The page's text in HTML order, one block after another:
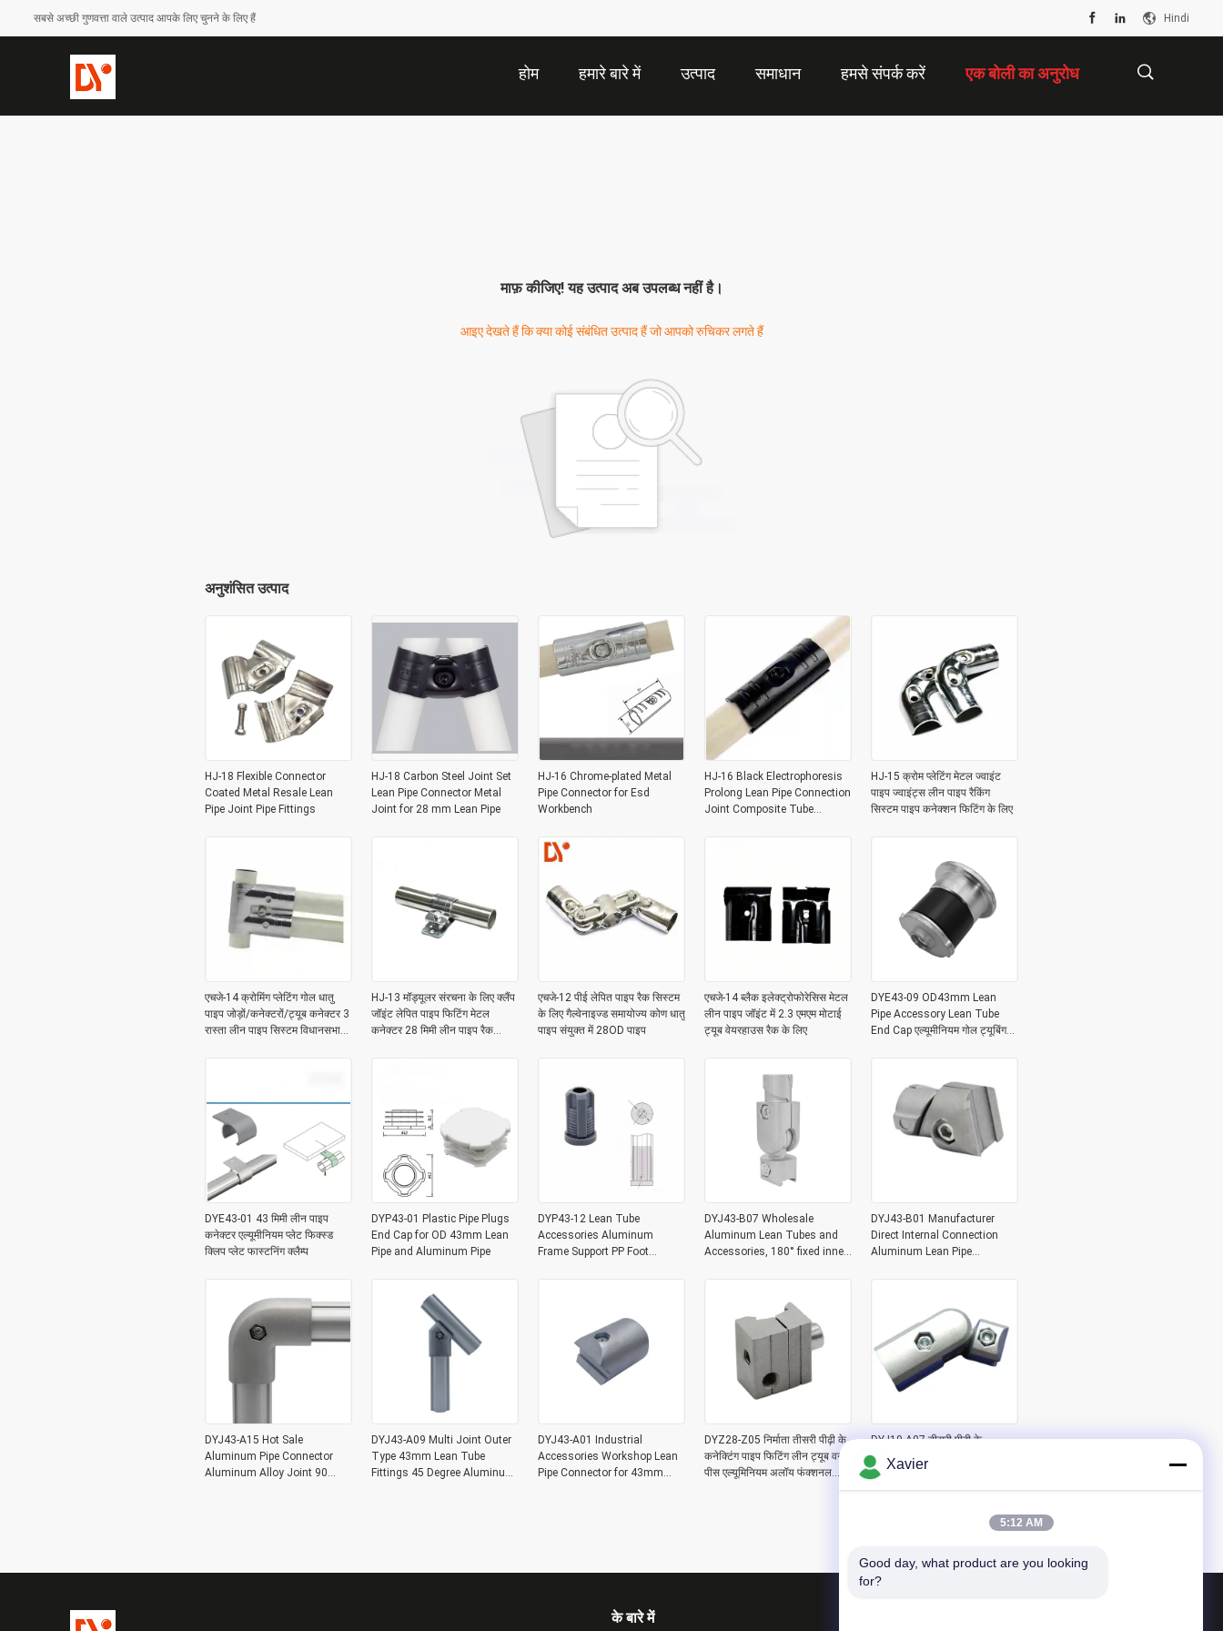
सबसे अच्छी गुणवत्ता वाले उत्पाद आपके लिए चुनने के लिए हैं Hindi
होम हमारे बारे में उत्पाद समाधान हमसे संपर्क करें एक बोली का अनुरोध
माफ़ कीजिए! यह उत्पाद अब उपलब्ध नहीं है।
आइए देखते हैं कि क्या कोई संबंधित उत्पाद हैं जो आपको रुचिकर लगते हैं
अनुशंसित उत्पाद
HJ-18 Flexible Connector
Coated Metal Resale Lean
Pipe Joint Pipe Fittings
HJ-18 Carbon Steel Joint Set
Lean Pipe Connector Metal
Joint for 28 mm Lean Pipe
HJ-16 Chrome-plated Metal
Pipe Connector for Esd
Workbench
HJ-16 Black Electrophoresis
Prolong Lean Pipe Connection
Joint Composite Tube
HJ-15 क्रोम प्लेटिंग मेटल ज्वाइंट
पाइप ज्वाइंट्स लीन पाइप रैकिंग
सिस्टम पाइप कनेक्शन फिटिंग के लिए
एचजे-14 क्रोमिंग प्लेटिंग गोल धातु
पाइप जोड़ों/कनेक्टरों/ट्यूब कनेक्टर 3
रास्ता लीन पाइप सिस्टम विधानसभा
HJ-13 मॉड्यूलर संरचना के लिए क्लैंप
जॉइंट लेपित पाइप फिटिंग मेटल
कनेक्टर 28 मिमी लीन पाइप रैक
एचजे-12 पीई लेपित पाइप रैक सिस्टम
के लिए गैल्वेनाइज्ड समायोज्य कोण धातु
पाइप संयुक्त में 28OD पाइप
एचजे-14 ब्लैक इलेक्ट्रोफोरेसिस मेटल
लीन पाइप जॉइंट में 2.3 एमएम मोटाई
ट्यूब वेयरहाउस रैक के लिए
DYE43-09 OD43mm Lean
Pipe Accessory Lean Tube
End Cap एल्यूमीनियम गोल ट्यूबिंग
DYE43-01 43 मिमी लीन पाइप
कनेक्टर एल्यूमीनियम प्लेट फिक्स्ड
क्लिप प्लेट फास्टनिंग क्लैम्प
DYP43-01 Plastic Pipe Plugs
End Cap for OD 43mm Lean
Pipe and Aluminum Pipe
DYP43-12 Lean Tube
Accessories Aluminum
Frame Support PP Foot
DYJ43-B07 Wholesale
Aluminum Lean Tubes and
Accessories, 180° fixed inner
DYJ43-B01 Manufacturer
Direct Internal Connection
Aluminum Lean Pipe
DYJ43-A15 Hot Sale
Aluminum Pipe Connector
Aluminum Alloy Joint 90
DYJ43-A09 Multi Joint Outer
Type 43mm Lean Tube
Fittings 45 Degree Aluminum
DYJ43-A01 Industrial
Accessories Workshop Lean
Pipe Connector for 43mm
DYZ28-Z05 निर्माता तीसरी पीढ़ी के
कनेक्टिंग पाइप फिटिंग लीन ट्यूब वन
पीस एल्यूमिनियम अलॉय फंक्शनल
DYJ19-A07 तीसरी पीढ़ी के
एल्यूमीनियम लीन पाइप असेंबली लाइन
एक्सेसरीज़ वेयरहाउस एल्यूमीनियम
ट्यूब कनेक्टर 180 डिग्री जॉइंट बाहरी
के बारे में
Xavier
5:12 AM
Good day, what product are you looking
for?